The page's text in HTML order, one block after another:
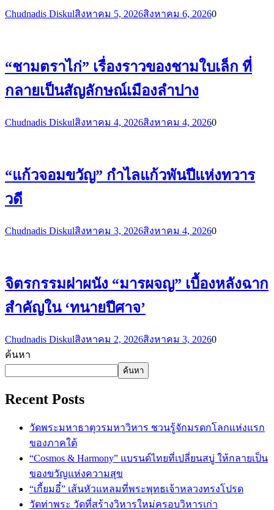
Chudnadis Diskulสิงหาคม 5, 2026สิงหาคม 6, 20260
“ชามตราไก่” เรื่องราวของชามใบเล็ก ที่
กลายเป็นสัญลักษณ์เมืองลำปาง
Chudnadis Diskulสิงหาคม 4, 2026สิงหาคม 4, 20260
“แก้วจอมขวัญ” กำไลแก้วพันปีแห่งทวาร
วดี
Chudnadis Diskulสิงหาคม 3, 2026สิงหาคม 4, 20260
จิตรกรรมฝาผนัง “มารผจญ” เบื้องหลังฉาก
สำคัญใน ‘ทนายปีศาจ’
Chudnadis Diskulสิงหาคม 2, 2026สิงหาคม 3, 20260
ค้นหา
ค้นหา
Recent Posts
วัดพระมหาธาตุวรมหาวิหาร ชวนรู้จักมรดกโลกแห่งแรก
ของภาคใต้
“Cosmos & Harmony” แบรนด์ไทยที่เปลี่ยนสบู่ ให้กลายเป็น
ของขวัญแห่งความสุข
“เกี้ยมอี๋” เส้นหัวแหลมที่พระพุทธเจ้าหลวงทรงโปรด
วัดท่าพระ วัดที่สร้างวิหารใหม่ครอบวิหารเก่า